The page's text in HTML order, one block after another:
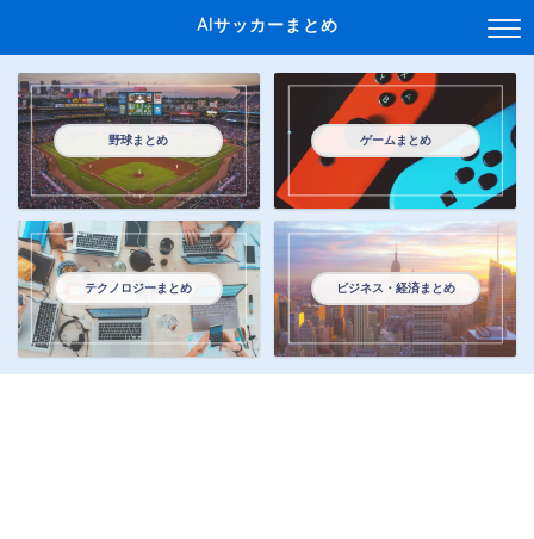
AIサッカーまとめ
野球まとめ ゲームまとめ
テクノロジーまとめ ビジネス・経済まとめ